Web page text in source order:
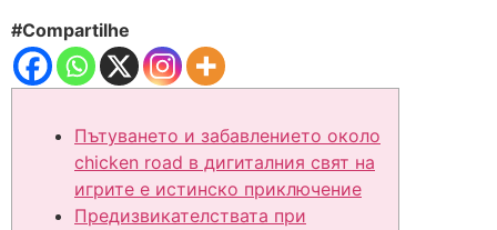
#Compartilhe
Пътуването и забавлението около
chicken road в дигиталния свят на
игрите е истинско приключение
Предизвикателствата при